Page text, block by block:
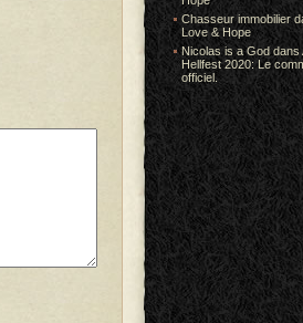
Chasseur immobilier
Love & Hope
Nicolas is a Goddans
Hellfest 2020: Le
officiel.